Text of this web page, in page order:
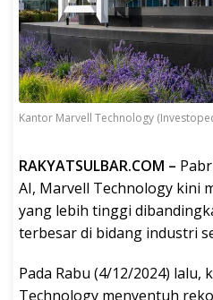
Kantor Marvell Technology
RAKYATSULBAR.COM –
AI, Marvell Technology kini
yang lebih tinggi
terbesar di bidang industri
Pada Rabu (4/12/2024) lalu,
Technology menyentuh